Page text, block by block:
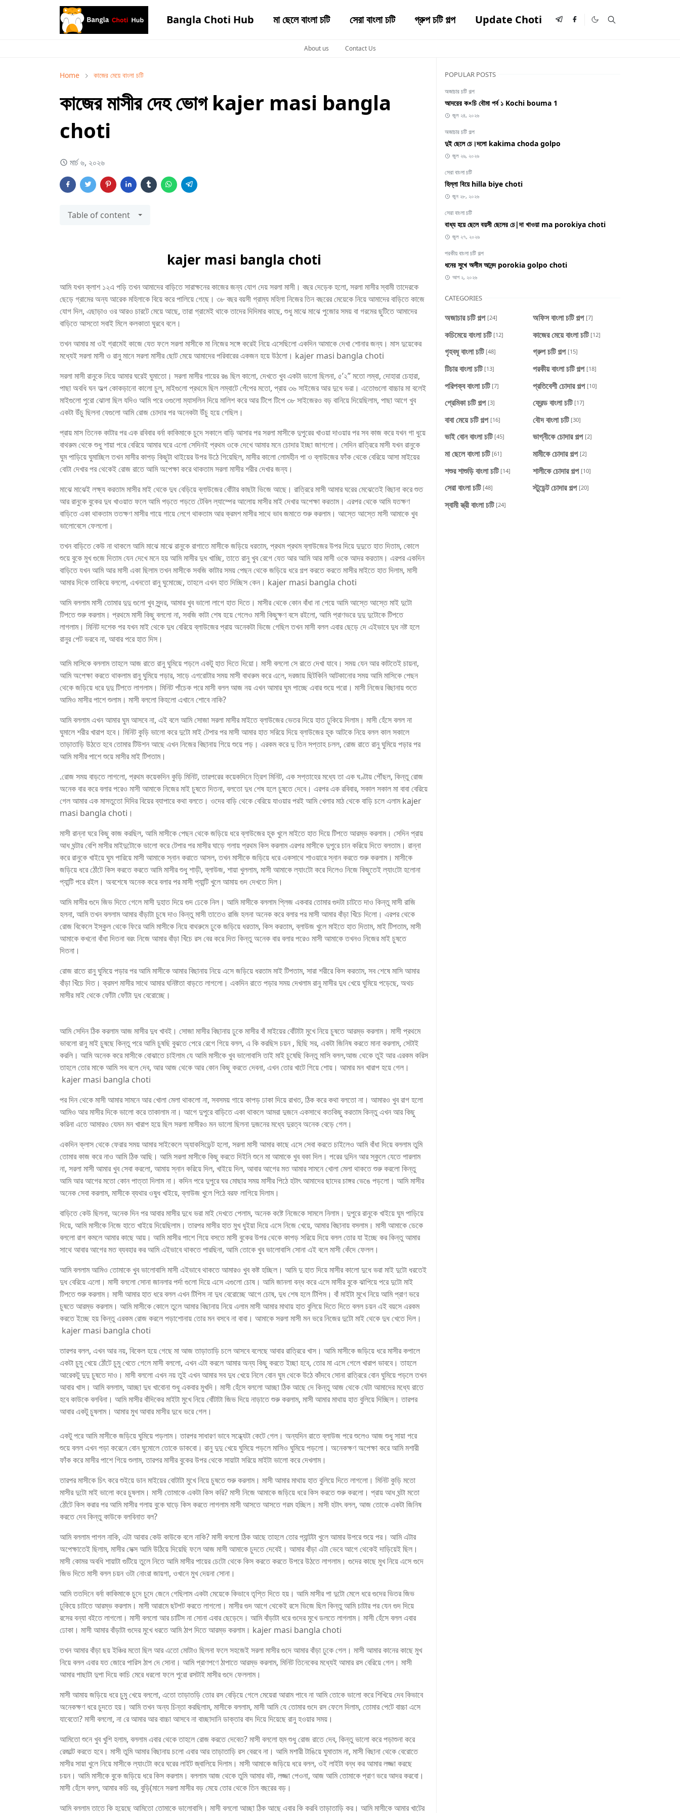
Bangla Choti Hub মা ছেলে বাংলা চটি সেরা বাংলা চটি গ্রুপ চটি গল্প Update Choti
About us Contact Us
Home কাজের মেয়ে বাংলা চটি
কাজের মাসীর দেহ ভোগ kajer masi bangla
choti
মার্চ ৬, ২০২৬
Table of content
kajer masi bangla choti
আমি যখন ক্লাশ ১২এ পড়ি তখন আমাদের বাড়িতে সারাক্ষনের কাজের জন্য যোগ দেয় সরলা মাসী। বছর দেড়েক হলো, সরলা মাসীর স্বামী তাদেরকে
ছেড়ে গ্রামের অন্য আরেক মহিলাকে বিয়ে করে পালিয়ে গেছে। ৩৮ বছর বয়সী গ্রাম্য মহিলা নিজের তিন বছরের মেয়েকে নিয়ে আমাদের বাড়িতে কাজে
যোগ দিল, এছাড়াও ওর আরও চারটে মেয়ে আছে, তারা গ্রামেই থাকে তাদের দিদিমার কাছে, শুধু মাঝে মাঝে পুজোর সময় বা গরমের ছুটিতে আমাদের
বাড়িতে আসতো সবাই মিলে কলকাতা ঘুরবে বলে।
তখন আমার মা ওই গ্রামেই কাজে যেত ফলে সরলা মাসীকে মা নিজের সঙ্গে করেই নিয়ে এসেছিলো একদিন আমাকে দেখা শোনার জন্য। মাস দুয়েকের
মধ্যেই সরলা মাসী ও রানু মানে সরলা মাসীর ছোট মেয়ে আমাদের পরিবারের একজন হয়ে উঠলো। kajer masi bangla choti
সরলা মাসী রানুকে নিয়ে আমার ঘরেই ঘুমাতো। সরলা মাসীর গায়ের রঙ ছিল কালো, দেখতে খুব একটা ভালো ছিলনা, ৫’২” মতো লম্বা, দোহারা চেহারা,
পাছা অবধি ঘন অল্প কোকড়ানো কালো চুল, মাইগুলো প্রথমে ছিল লম্বাটে পেঁপের মতো, প্রায় ৩৬ সাইজের আর দুধে ভরা। এতোগুলো বাচ্চার মা বলেই
মাইগুলো পুরো ঝোলা ছিল যদিও আমি পরে ওগুলো ম্যাসলিন দিয়ে মালিশ করে আর টিপে টিপে ৩৮ সাইজেরও বড় বানিয়ে দিয়েছিলাম, পাছা আগে খুব
একটা উঁচু ছিলনা যেগুলো আমি রোজ চোদার পর অনেকটা উঁচু হয়ে গেছিল।
প্রায় মাস তিনেক কাটার পর এক রবিবার বর্না কাকিমাকে চুদে সকালে বাড়ি আসার পর সরলা মাসীকে দুপুরের খাওয়া দাওয়ার পর সব কাজ করে যখন গা ধুয়ে
বাথরুম থেকে শুধু শায়া পরে বেরিয়ে আমার ঘরে এলো সেদিনই প্রথম ওকে দেখে আমার মনে চোদার ইচ্ছা জাগলো। সেদিন রাত্রিরে মাসী যখন রানুকে
ঘুম পাড়িয়ে ঘুমাচ্ছিল তখন মাসীর কাপড় কিছুটা থাইয়ের উপর উঠে গিয়েছিল, মাসীর কালো লোমহীন পা ও ব্লাউজের ফাঁক থেকে বেরিয়ে আসা মাইয়ের
বোটা দেখার পর থেকেই রোজ রাতে আমি অপেক্ষা করে থাকতাম সরলা মাসীর শরীর দেখার জন্য।
মাঝে মাঝেই লক্ষ্য করতাম মাসীর মাই থেকে দুধ বেড়িয়ে ব্লাউজের বোঁটার কাছটা ভিজে আছে। রাত্রিরে মাসী আমার ঘরের মেঝেতেই বিছানা করে শুত
আর রানুকে বুকের দুধ খাওয়াত ফলে আমি পড়তে পড়তে টেবিল ল্যাম্পের আলোয় মাসীর মাই দেখার অপেক্ষা করতাম। এরপর থেকে আমি যতক্ষণ
বাড়িতে একা থাকতাম ততক্ষণ মাসীর গায়ে গায়ে লেগে থাকতাম আর ক্রমশ মাসীর সাথে ভাব জমাতে শুরু করলাম। আস্তে আস্তে মাসী আমাকে খুব
ভালোবেসে ফেললো।
তখন বাড়িতে কেউ না থাকলে আমি মাঝে মাঝে রানুকে রাগাতে মাসীকে জড়িয়ে ধরতাম, প্রথম প্রথম ব্লাউজের উপর দিয়ে দুদুতে হাত দিতাম, কোলে
শুয়ে বুকে মুখ গুজে দিতাম যেন দেখে মনে হয় আমি মাসীর দুধ খাচ্ছি, তাতে রানু খুব রেগে যেত আর আমি আর মাসী ওকে আদর করতাম। এরপর একদিন
বাড়িতে যখন আমি আর মাসী একা ছিলাম তখন মাসীকে সবজি কাটার সময় পেছন থেকে জড়িয়ে ধরে গল্প করতে করতে মাসীর মাইতে হাত দিলাম, মাসী
আমার দিকে তাকিয়ে বললো, এখনতো রানু ঘুমোচ্ছে, তাহলে এখন হাত দিচ্ছিস কেন। kajer masi bangla choti
আমি বললাম মাসী তোমার দুদু গুলো খুব সুন্দর, আমার খুব ভালো লাগে হাত দিতে। মাসীর থেকে কোন বাঁধা না পেয়ে আমি আস্তে আস্তে মাই দুটো
টিপতে শুরু করলাম। প্রথমে মাসী কিছু বললো না, সবজি কাটা শেষ হয়ে গেলেও মাসী কিছুক্ষণ বসে রইলো, আমি প্রাণভরে দুদু দুটোকে টিপতে
লাগলাম। মিনিট দশেক পর যখন মাই থেকে দুধ বেরিয়ে ব্লাউজের প্রায় অনেকটা ভিজে গেছিল তখন মাসী বলল এবার ছেড়ে দে এইভাবে দুধ নষ্ট হলে
রানুর পেট ভরবে না, আবার পরে হাত দিস।
আমি মাসিকে বললাম তাহলে আজ রাতে রানু ঘুমিয়ে পড়লে একটু হাত দিতে দিয়ো। মাসী বললো সে রাতে দেখা যাবে। সময় যেন আর কাটতেই চায়না,
আমি অপেক্ষা করতে থাকলাম রানু ঘুমিয়ে পড়ার, সাড়ে এগরোটার সময় মাসী বাথরুম করে এলে, দরজায় ছিটকিনি আটকানোর সময় আমি মাসিকে পেছন
থেকে জড়িয়ে ধরে দুদু টিপতে লাগলাম। মিনিট পাঁচেক পরে মাসী বলল আজ নয় এখন আমার ঘুম পাচ্ছে এবার শুয়ে পরো। মাসী নিজের বিছানায় শুতে
আমিও মাসীর পাশে শুলাম। মাসী বললো কিহলো এখানে শোবে নাকি?
আমি বললাম এখন আমার ঘুম আসবে না, এই বলে আমি সোজা সরলা মাসীর মাইতে ব্লাউজের ভেতর দিয়ে হাত ঢুকিয়ে দিলাম। মাসী হেঁসে বলল না
ঘুমালে শরীর খারাপ হবে। মিনিট কুড়ি ভালো করে দুটো মাই টেপার পর মাসী আমার হাত সরিয়ে দিয়ে ব্লাউজের হূক আটকে নিয়ে বলল কাল সকালে
তাড়াতাড়ি উঠতে হবে তোমার টিউশন আছে এখন নিজের বিছানায় গিয়ে শুয়ে পড়। এরকম করে দু তিন সপ্তাহ চলল, রোজ রাতে রানু ঘুমিয়ে পড়ার পর
আমি মাসীর পাশে শুয়ে মাসীর মাই টিপতাম।
.রোজ সময় বাড়তে লাগলো, প্রথম কয়েকদিন কুড়ি মিনিট, তারপরের কয়েকদিনে ত্রিশ মিনিট, এক সপ্তাহের মধ্যে তা এক ঘণ্টায় পৌঁছল, কিন্তু রোজ
অনেক বার করে বলার পরেও মাসী আমাকে নিজের মাই চুষতে দিতনা, বলতো দুধ শেষ হলে চুষতে দেবে। এরপর এক রবিবার, সকাল সকাল মা বাবা বেরিয়ে
গেল আমার এক মাসতুতো দিদির বিয়ের ব্যাপারে কথা বলতে। ওদের বাড়ি থেকে বেরিয়ে যাওয়ার পরই আমি খেলার মাঠ থেকে বাড়ি চলে এলাম kajer
masi bangla choti।
মাসী রান্না ঘরে কিছু কাজ করছিল, আমি মাসীকে পেছন থেকে জড়িয়ে ধরে ব্লাউজের হূক খুলে মাইতে হাত দিয়ে টিপতে আরম্ভ করলাম। সেদিন প্রায়
আধ ঘন্টার বেশি মাসীর মাইদুটোকে ভালো করে টেপার পর মাসীর ঘাড়ে গলায় প্রথম কিস করলাম এরপর মাসীকে দুপুরে চান করিয়ে দিতে বলতাম। রান্না
করে রানুকে খাইয়ে ঘুম পারিয়ে মাসী আমাকে স্নান করাতে আসল, তখন মাসীকে জড়িয়ে ধরে একসাথে শাওয়ারে স্নান করতে শুরু করলাম। মাসীকে
জড়িয়ে ধরে ঠোঁটে কিস করতে করতে আমি মাসীর শুধু শাড়ী, ব্লাউজ, শায়া খুললাম, মাসী আমাকে ল্যাংটো করে দিলেও নিজে কিছুতেই ল্যাংটো হলোনা
প্যান্টি পরে রইল। অবশেষে অনেক করে বলার পর মাসী প্যান্টি খুলে আমায় গুদ দেখতে দিল।
আমি মাসীর গুদে জিভ দিতে গেলে মাসী দুহাত দিয়ে গুদ ঢেকে নিল। আমি মাসীকে বললাম প্লিজ একবার তোমার গুদটা চাটতে দাও কিন্তু মাসী রাজি
হলনা, আমি তখন বললাম আমার বাঁড়াটা চুষে দাও কিন্তু মাসী তাতেও রাজি হলনা অনেক করে বলার পর মাসী আমার বাঁড়া খিঁচে দিলো। এরপর থেকে
রোজ বিকেলে ইস্কুল থেকে ফিরে আমি মাসীকে নিয়ে বাথরুমে ঢুকে জড়িয়ে ধরতাম, কিস করতাম, ব্লাউজ খুলে মাইতে হাত দিতাম, মাই টিপতাম, মাসী
আমাকে কখনো বাঁধা দিতনা বরং নিজে আমার বাঁড়া খিঁচে রস বের করে দিত কিন্তু অনেক বার বলার পরেও মাসী আমাকে তখনও নিজের মাই চুষতে
দিতনা।
রোজ রাতে রানু ঘুমিয়ে পড়ার পর আমি মাসীকে আমার বিছানায় নিয়ে এসে জড়িয়ে ধরতাম মাই টিপতাম, সারা শরীরে কিস করতাম, সব শেষে মাসি আমার
বাঁড়া খিঁচে দিত। ক্রমশ মাসীর সাথে আমার ঘনিষ্টতা বাড়তে লাগলো। একদিন রাতে পড়ার সময় দেখলাম রানু মাসীর দুধ খেয়ে ঘুমিয়ে পড়েছে, অথচ
মাসীর মাই থেকে ফোঁটা ফোঁটা দুধ বেরোচ্ছে।
আমি সেদিন ঠিক করলাম আজ মাসীর দুধ খাবই। সোজা মাসীর বিছানায় ঢুকে মাসীর বাঁ মাইয়ের বোঁটাটা মুখে নিয়ে চুষতে আরম্ভ করলাম। মাসী প্রথমে
ভাবলো রানু মাই চুষছে কিন্তু পরে আমি চুষছি বুঝতে পেরে রেগে গিয়ে বলল, এ কি করছিস চয়ন , ছিছি সর, একটা জিনিষ করতে মানা করলাম, সেটাই
করলি। আমি অনেক করে মাসীকে বোঝাতে চাইলাম যে আমি মাসীকে খুব ভালোবাসি তাই মাই চুষেছি কিন্তু মাসি বলল,আজ থেকে তুই আর এরকম করিস
তাহলে তোর মাকে আমি সব বলে দেব, আর আজ থেকে আর কোন কিছু করতে দেবনা, এখন তোর খাটে গিয়ে শোয়। আমার মন খারাপ হয়ে গেল।
kajer masi bangla choti
পর দিন থেকে মাসী আমার সামনে আর খোলা মেলা থাকলো না, সবসময় গায়ে কাপড় ঢাকা দিয়ে রাখত, ঠিক করে কথা বলতো না। আমারও খুব রাগ হলো
আমিও আর মাসীর দিকে ভালো করে তাকালাম না। আগে দুপুরে বাড়িতে একা থাকলে আমরা দুজনে একসাথে কতকিছু করতাম কিন্তু এখন আর কিছু
করিনা এতে আমারও যেমন মন খারাপ হয়ে ছিল সরলা মাসীরও মন ভালো ছিলনা দুজনের মধ্যে দুরত্ব অনেক বেড়ে গেল।
একদিন ক্লাস থেকে ফেরার সময় আমার সাইকেলে অ্যাকসিডেন্ট হলো, সরলা মাসী আমার কাছে এসে সেবা করতে চাইলেও আমি বাঁধা দিয়ে বললাম তুমি
তোমার কাজ করে নাও আমি ঠিক আছি। আমি সরলা মাসীকে কিছু করতে দিইনি শুনে মা আমাকে খুব বকা দিল। পরের দুদিন আর স্কুলে যেতে পারলাম
না, সরলা মাসী আমার খুব সেবা করলো, আমায় স্নান করিয়ে দিল, খাইয়ে দিল, আবার আগের মত আমার সামনে খোলা মেলা থাকতে শুরু করলো কিন্তু
আমি আর আগের মতো কোন পাত্তা দিলাম না। কদিন পরে দুপুরে ঘর মোছার সময় মাসীর পিঠে হটাৎ আমাদের ছাদের চাঙ্গর ভেঙে পড়লো। আমি মাসীর
অনেক সেবা করলাম, মাসীকে ব্যথার ওষুধ খাইয়ে, ব্লাউজ খুলে পিঠে বরফ লাগিয়ে দিলাম।
বাড়িতে কেউ ছিলনা, অনেক দিন পর আবার মাসীর দুধে ভরা মাই দেখতে পেলাম, অনেক কষ্টে নিজেকে সামলে নিলাম। দুপুরে রানুকে খাইয়ে ঘুম পাড়িয়ে
দিয়ে, আমি মাসীকে নিজে হাতে খাইয়ে দিয়েছিলাম। তারপর মাসীর হাত মুখ ধুইয়া দিয়ে এসে নিজে খেয়ে, আমার বিছানায় বসলাম। মাসী আমাকে ডেকে
বললো রাগ কমলে আমার কাছে আয়। আমি মাসীর পাশে গিয়ে বসতে মাসী বুকের উপর থেকে কাপড় সরিয়ে দিয়ে বলল তোর যা ইচ্ছে কর কিন্তু আমার
সাথে আবার আগের মত ব্যবহার কর আমি এইভাবে থাকতে পারছিনা, আমি তোকে খুব ভালোবাসি সোনা এই বলে মাসী কেঁদে ফেলল।
আমি বললাম আমিও তোমাকে খুব ভালোবাসি মাসী এইভাবে থাকতে আমারও খুব কষ্ট হচ্ছিল। আমি দু হাত দিয়ে মাসীর কালো দুধে ভরা মাই দুটো ধরতেই
দুধ বেরিয়ে এলো। মাসী বললো সোনা জানলার পর্দা গুলো দিয়ে এসে এগুলো চোষ। আমি জানলা বন্ধ করে এসে মাসীর বুকে ঝাপিয়ে পরে দুটো মাই
টিপতে শুরু করলাম। মাসী আমার হাত ধরে বলল এখন টিপিস না দুধ বেরোচ্ছে আগে চোষ, দুধ শেষ হলে টিপিস। বাঁ মাইটা মুখে নিয়ে আমি প্রাণ ভরে
চুষতে আরম্ভ করলাম। আমি মাসীকে কোলে তুলে আমার বিছানায় নিয়ে এলাম মাসী আমার মাথায় হাত বুলিয়ে দিতে দিতে বলল চয়ন এই বয়সে এরকম
করতে ইচ্ছে হয় কিন্তু এরকম রোজ করলে পড়াশোনায় তোর মন বসবে না বাবা। আমাকে সরলা মাসী মন ভরে নিজের দুটো মাই থেকে দুধ খেতে দিল।
kajer masi bangla choti
তারপর বলল, এখন আর নয়, বিকেল হয়ে গেছে মা আজ তাড়াতাড়ি চলে আসবে বলেছে আবার রাত্রিরে খাস। আমি মাসীকে জড়িয়ে ধরে মাসীর কপালে
একটা চুমু খেয়ে ঠোঁটে চুমু খেতে গেলে মাসী বললো, এখন এটা করলে আমার অন্য কিছু করতে ইচ্ছা হবে, তোর মা এসে গেলে খারাপ ভাববে। তাহলে
আরেকটু দুদু চুষতে দাও। মাসী বললো এখন নয় তুই এখন আমার সব দুধ খেয়ে নিলে বোন ঘুম থেকে উঠে কাঁদবে সোনা রাত্রিরে বোন ঘুমিয়ে পড়লে তখন
আবার খাস। আমি বললাম, আচ্ছা দুধ খাবোনা শুধু একবার মুখদি। মাসী হেঁসে বললো আচ্ছা ঠিক আছে দে কিন্তু আজ থেকে যেটা আমাদের মধ্যে রাতে
হবে কাউকে বলবিনা। আমি মাসীর বাঁদিকের মাইটা মুখে নিয়ে বোঁটাটা জিভ দিয়ে নাড়াতে শুরু করলাম, মাসী আমার মাথায় হাত বুলিয়ে দিচ্ছিল। তারপর
আবার একটু চুষলাম। আমার মুখ আবার মাসীর দুধে ভরে গেল।
একটু পরে আমি মাসীকে জড়িয়ে ঘুমিয়ে পড়লাম। তারপর সাধারণ ভাবে সন্ধ্যেটা কেটে গেল। অন্যদিন রাতে ব্লাউজ পরে শুলেও আজ শুধু সায়া পরে
শুয়ে বলল এখন পড়া করেনে বোন ঘুমোলে তোকে ডাকবো। রানু দুদু খেয়ে ঘুমিয়ে পড়লে মাসিও ঘুমিয়ে পড়লো। অনেকক্ষণ অপেক্ষা করে আমি মশারী
ফাঁক করে মাসীর পাশে গিয়ে শুলাম, তারপর মাসীর বুকের উপর থেকে সায়াটা সরিয়ে মাইটা ভালো করে দেখলাম।
তারপর মাসীকে চিৎ করে শুইয়ে ডান মাইয়ের বোটাটা মুখে নিয়ে চুষতে শুরু করলাম। মাসী আমার মাথায় হাত বুলিয়ে দিতে লাগলো। মিনিট কুড়ি মতো
মাসীর দুটো মাই ভালো করে চুষলাম। মাসী তোমাকে একটা কিস করি? মাসী নিজে আমাকে জড়িয়ে ধরে কিস করতে শুরু করলো। প্রায় আধ ঘন্টা মতো
ঠোঁটে কিস করার পর আমি মাসীর গলায় বুকে ঘাড়ে কিস করতে লাগলাম মাসী আসতে আসতে গরম হচ্ছিল। মাসী হটাৎ বলল, আজ তোকে একটা জিনিষ
করতে দেব কিন্তু কাউকে বলবিনাত বল?
আমি বললাম পাগল নাকি, এটা আবার কেউ কাউকে বলে নাকি? মাসী বললো ঠিক আছে তাহলে তোর প্যান্টটা খুলে আমার উপরে শুয়ে পর। আমি এটার
অপেক্ষাতেই ছিলাম, মাসীর সেক্স আমি উঠিয়ে দিয়েছি ফলে আজ মাসী আমাকে চুদতে দেবেই। আমার বাঁড়া এটা ভেবে আগে থেকেই দাড়িয়েই ছিল।
মাসী কোমর অবধি শায়াটা গুটিয়ে তুলে নিতে আমি মাসীর পায়ের চেটো থেকে কিস করতে করতে উপরে উঠতে লাগলাম। গুদের কাছে মুখ নিয়ে এসে গুদে
জিভ দিতে মাসী বলল চয়ন ওটা নোংরা জায়গা, ওখানে মুখ দেয়না সোনা।
আমি ততদিনে বর্না কাকিমাকে চুদে চুদে জেনে গেছিলাম একটা মেয়েকে কিভাবে তৃপ্তি দিতে হয়। আমি মাসীর পা দুটো মেলে ধরে গুদের ভিতর জিভ
ঢুকিয়ে চাটতে আরম্ভ করলাম। মাসী আরামে ছটপট করতে লাগলো। মাসীর গুদ আগে থেকেই রসে ভিজে ছিল কিন্তু আমি চাটার পর যেন গুদ দিয়ে
রসের বন্যা বইতে লাগলো। মাসী বললো আর চাটিস না সোনা এবার ছেড়েদে। আমি বাঁড়াটা ধরে গুদের মুখে ডলতে লাগলাম। মাসী হেঁসে বলল এবার
ঢোকা। মাসী আমার বাঁড়াটা গুদের মুখে ধরতে আমি ঠাপ দিতে আরম্ভ করলাম। kajer masi bangla choti
তখন আমার বাঁড়া ছয় ইঞ্চির মতো ছিল আর এতো মোটাও ছিলনা ফলে সহজেই সরলা মাসীর গুদে আমার বাঁড়া ঢুকে গেল। মাসী আমার কানের কাছে মুখ
নিয়ে বলল এবার যত জোরে পারিস ঠাপ দে সোনা। আমি প্রাণপণে ঠাপাতে আরম্ভ করলাম, মিনিট তিনেকের মধ্যেই আমার রস বেরিয়ে গেল। মাসী
আমার পাছাটা দুপা দিয়ে কাচি মেরে ধরলো ফলে পুরো রসটাই মাসীর গুদে ফেললাম।
মাসী আমায় জড়িয়ে ধরে চুমু খেয়ে বললো, এতো তাড়াতড়ি তোর রস বেড়িয়ে গেলে মেয়েরা আরাম পাবে না আমি তোকে ভালো করে শিখিয়ে দেব কিভাবে
অনেকক্ষণ ধরে চুদতে হয়। আমি তখন অন্য চিন্তা করছিলাম, মাসীকে বললাম, মাসী আমি যে তোমার গুদে রস ফেলে দিলাম, তোমার পেটে বাচ্চা এসে
যাবেতো? মাসী বললো, না রে আমার আর বাচ্চা আসবে না বাচ্ছাদানি ডাক্তার বাদ দিয়ে দিয়েছে রানু হওয়ার সময়।
আমিতো শুনে খুব খুশি হলাম, বললাম এবার থেকে তাহলে রোজ করতে দেবেত? মাসী বললো হুম শুধু রোজ রাতে দেব, কিন্তু ভালো করে পড়াশুনা করে
রেজাল্ট করতে হবে। মাসী তুমি আমার বিছানায় চলো এবার আর তাড়াতাড়ি রস বেরবে না। আমি মশারী টাঙিয়ে ঘুমাতাম না, মাসী বিছানা থেকে বেরোতে
মাসীর সায়া খুলে নিয়ে মাসীকে ল্যাংটো করে ঘরের লাইট জ্বালিয়ে দিলাম। মাসী আমাকে জড়িয়ে ধরে বলল, ওই লাইটা বন্ধ কর আমার লজ্জা করছে
চয়ন। আমি মাসীকে বুকে জড়িয়ে ধরে কিস করলাম। বললাম আজ থেকে তুমি আমার বউ, লজ্জা পেওনা, আজ আমি তোমাকে প্রাণ ভরে আদর করবো।
মাসী হেঁসে বলল, আমার কচি বর, বুড়ি(মানে সরলা মাসীর বড় মেয়ে তোর থেকে তিন বছরের বড়।
আমি বললাম তাতে কি হয়েছে আমিতো তোমাকে ভালোবাসি। মাসী বললো আচ্ছা ঠিক আছে এবার কি করবি তাড়াতাড়ি কর। আমি মাসীকে আমার খাটের
POPULAR POSTS
অজাচার চটি গল্প
আদরের ক×চি বৌমা পর্ব ১ Kochi bouma 1
জুল ২৪, ২০২৬
অজাচার চটি গল্প
দুই ছেলে চে।দলো kakima choda golpo
জুল ২৬, ২০২৬
সেরা বাংলা চটি
হিল্লা বিয়ে hilla biye choti
জুন ২৮, ২০২৬
সেরা বাংলা চটি
বাধ্য হয়ে ছেলে বয়সী ছেলের চে|দা খাওয়া ma porokiya choti
জুল ২৭, ২০২৬
পরকীয় বাংলা চটি গল্প
ধনের সুখে অসীম আনন্দ porokia golpo choti
আগ ২, ২০২৬
CATEGORIES
অজাচার চটি গল্প [24] অফিস বাংলা চটি গল্প [7]
কচিমেয়ে বাংলা চটি [12] কাজের মেয়ে বাংলা চটি [12]
গৃহবধূ বাংলা চটি [48] গ্রুপ চটি গল্প [15]
টিচার বাংলা চটি [13] পরকীয় বাংলা চটি গল্প [18]
পরিপক্ব বাংলা চটি [7] প্রতিবেশী চোদার গল্প [10]
প্রেমিকা চটি গল্প [3] ফ্রেন্ড বাংলা চটি [17]
বাবা মেয়ে চটি গল্প [16] বৌদ বাংলা চটি [30]
ভাই বোন বাংলা চটি [45] ভাগ্নীকে চোদার গল্প [2]
মা ছেলে বাংলা চটি [61] মামীকে চোদার গল্প [2]
শশুর শাশুড়ি বাংলা চটি [14] শালীকে চোদার গল্প [10]
সেরা বাংলা চটি [48] স্টুডেন্ট চোদার গল্প [20]
স্বামী স্ত্রী বাংলা চটি [24]